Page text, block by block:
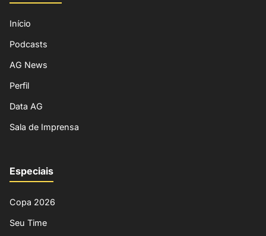
Início
Podcasts
AG News
Perfil
Data AG
Sala de Imprensa
Especiais
Copa 2026
Seu Time